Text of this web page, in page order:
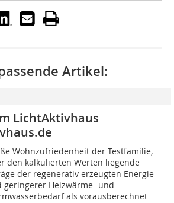
Artikel:
LichtAktivhaus
Wohnzufriedenheit der Testfamilie,
den kalkulierten Werten liegende
der regenerativ erzeugten Energie
geringerer Heizwärme- und
als vorausberechnet 